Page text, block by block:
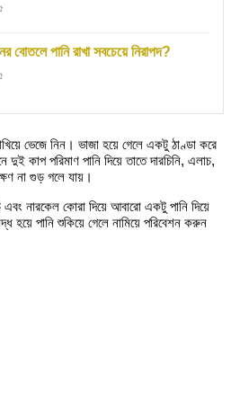
বোতলে পানি রাখা সবচেয়ে নিরাপদ?
ভেজে নিন। ভাজা হয়ে গেলে একটু ঠাণ্ডা করে
কাপ পরিমাণ পানি দিয়ে তাতে দারচিনি, এলাচ,
না গুড় গলে যায়।
এবং নারকেল কোরা দিয়ে আবারো একটু পানি দিয়ে
হয়ে পানি শুকিয়ে গেলে নামিয়ে পরিবেশন করুন